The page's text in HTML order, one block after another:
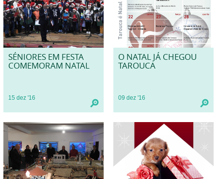
SÉNIORES EM FESTA
COMEMORAM NATAL
15 dez '16
O NATAL JÁ CHEGOU
TAROUCA
09 dez '16